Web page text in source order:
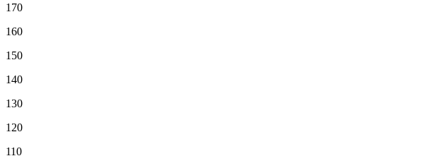
170
160
150
140
130
120
110